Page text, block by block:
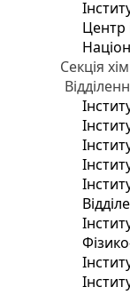
Центр
Секція